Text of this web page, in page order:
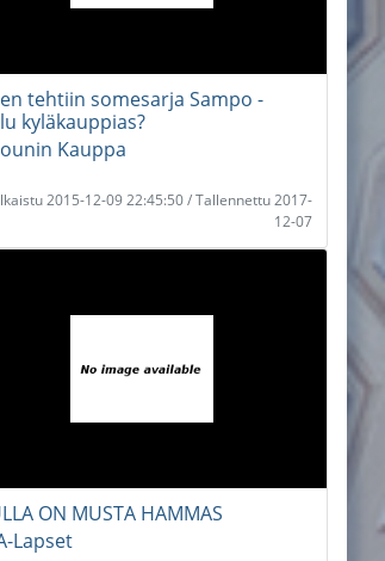
tehtiin somesarja Sampo -
kyläkauppias?
Kauppa
2015-12-09 22:45:50 / Tallennettu 2017-
12-07
ON MUSTA HAMMAS
Lapset